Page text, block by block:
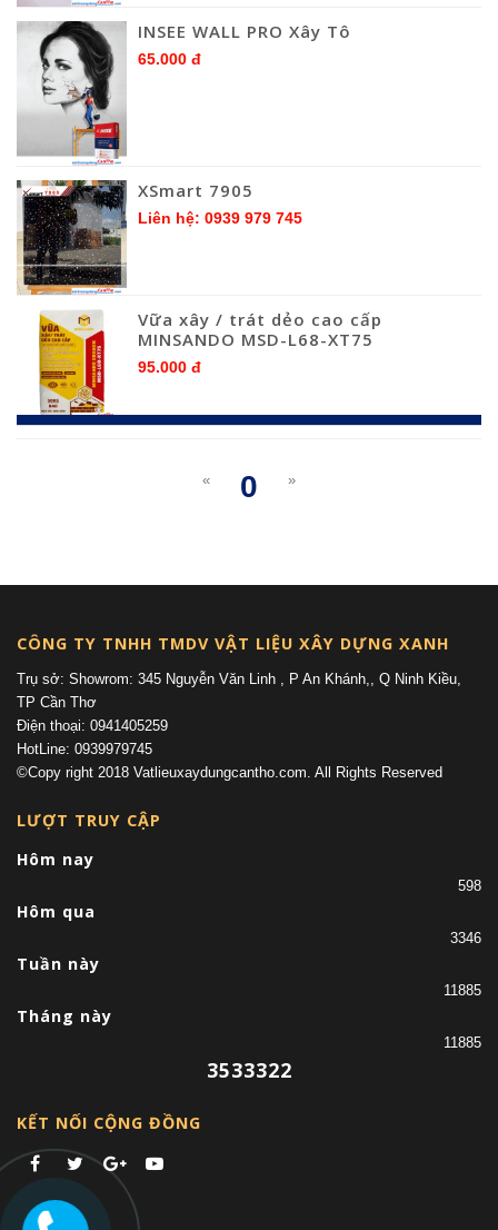
INSEE WALL PRO Xây Tô
65.000 đ
XSmart 7905
Liên hệ: 0939 979 745
Vữa xây / trát dẻo cao cấp
MINSANDO MSD-L68-XT75
95.000 đ
«
0
»
CÔNG TY TNHH TMDV VẬT LIỆU XÂY DỰNG XANH
Trụ sở: Showrom: 345 Nguyễn Văn Linh , P An Khánh,, Q Ninh Kiều,
TP Cần Thơ
Điện thoại: 0941405259
HotLine: 0939979745
©Copy right 2018 Vatlieuxaydungcantho.com. All Rights Reserved
LƯỢT TRUY CẬP
Hôm nay
598
Hôm qua
3346
Tuần này
11885
Tháng này
11885
3533322
KẾT NỐI CỘNG ĐỒNG